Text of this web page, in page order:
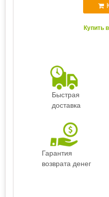
Купить
Быстрая
доставка
Гарантия
возврата денег